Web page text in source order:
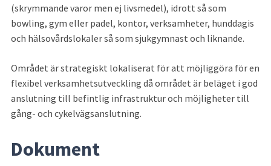
(skrymmande varor men ej livsmedel), idrott så som
bowling, gym eller padel, kontor, verksamheter, hunddagis
och hälsovårdslokaler så som sjukgymnast och liknande.
Området är strategiskt lokaliserat för att möjliggöra för en
flexibel verksamhetsutveckling då området är beläget i god
anslutning till befintlig infrastruktur och möjligheter till
gång- och cykelvägsanslutning.
Dokument